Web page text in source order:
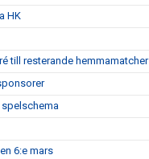
HK
till resterande hemmamatcher
spelschema
6:e mars